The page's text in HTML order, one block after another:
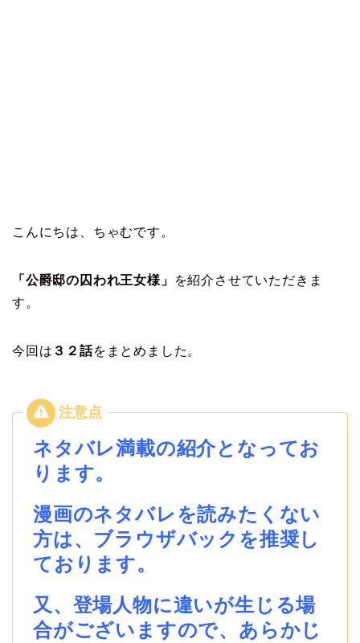
こんにちは、ちゃむです。
「公爵邸の囚われ王女様」
を紹介させていただきま
す。
今回は ３２話をまとめました。
ネタバレ満載の紹介となってお
ります。
漫画のネタバレを読みたくない
方は、ブラウザバックを推奨し
ております。
又、登場人物に違いが生じる場
合がございますので、あらかじ